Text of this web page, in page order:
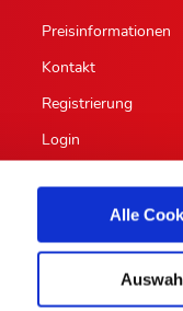
Alle
Preisinformationen
Kontakt
Registrierung
Login
RSS-Feed
Für Autoren